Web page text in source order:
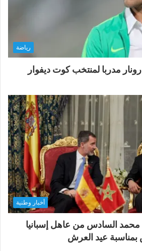
رياضة
مدربا لمنتخب كوت ديفوار
أخبار وطنية
محمد السادس من عاهل إسبانيا
بمناسبة عيد العرش